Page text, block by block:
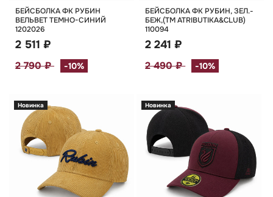
БЕЙСБОЛКА ФК РУБИН
ВЕЛЬВЕТ ТЕМНО-СИНИЙ
1202026
2 511 ₽
2 790 ₽ -10%
БЕЙСБОЛКА ФК РУБИН, ЗЕЛ.-
БЕЖ,(TM ATRIBUTIKA&CLUB)
110094
2 241 ₽
2 490 ₽ -10%
Новинка Новинка